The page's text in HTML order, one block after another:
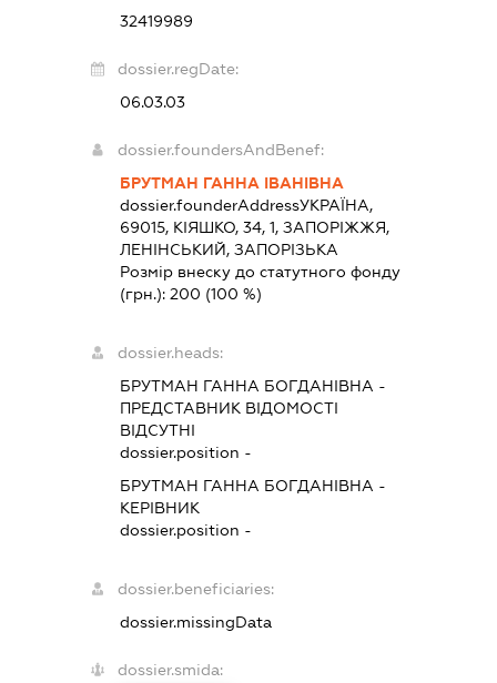
32419989
dossier.regDate:
06.03.03
dossier.foundersAndBenef:
БРУТМАН ГАННА ІВАНІВНА
dossier.founderAddressУКРАЇНА,
69015, КІЯШКО, 34, 1, ЗАПОРІЖЖЯ,
ЛЕНІНСЬКИЙ, ЗАПОРІЗЬКА
Розмір внеску до статутного фонду
(грн.): 200 (100 %)
dossier.heads:
БРУТМАН ГАННА БОГДАНІВНА -
ПРЕДСТАВНИК ВІДОМОСТІ
ВІДСУТНІ
dossier.position -
БРУТМАН ГАННА БОГДАНІВНА -
КЕРІВНИК
dossier.position -
dossier.beneficiaries:
dossier.missingData
dossier.smida: